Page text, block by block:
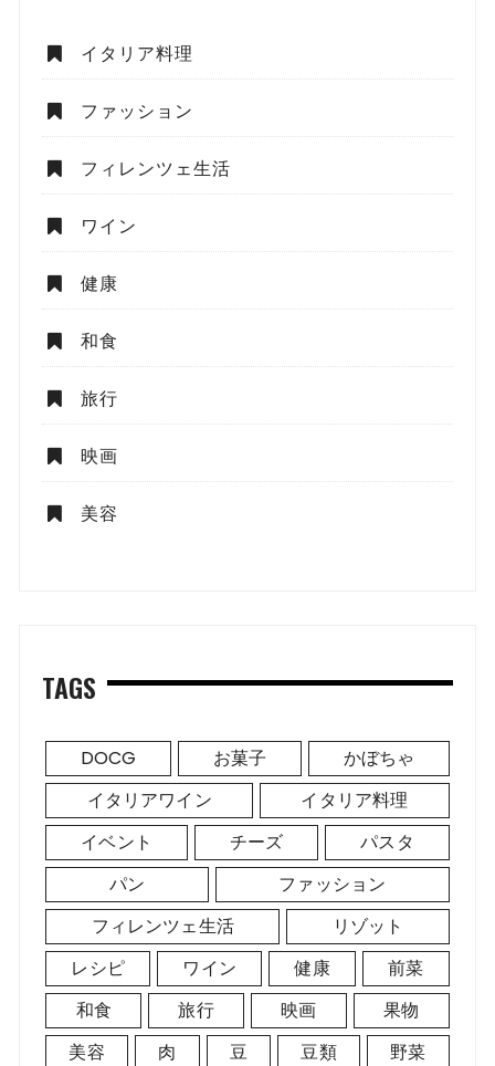
イタリア料理
ファッション
フィレンツェ生活
ワイン
健康
和食
旅行
映画
美容
TAGS
DOCG お菓子
かぼちゃ
イタリアワイン
イタリア料理
イベント
チーズ
パスタ
パン
ファッション
フィレンツェ生活
リゾット
レシピ
ワイン 健康
前菜
和食
旅行 映画
果物
美容
肉 豆 豆類
野菜